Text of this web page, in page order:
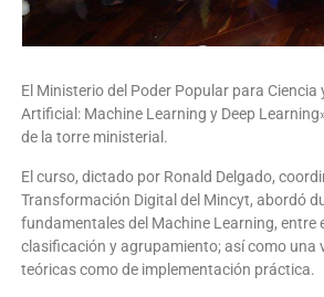
El Ministerio del Poder Popular para
Artificial: Machine Learning y Deep
de la torre ministerial.
El curso, dictado por Ronald Delgado,
Transformación Digital del Mincyt, abordó
fundamentales del Machine Learning, entre
clasificación y agrupamiento; así como
teóricas como de implementación práctica.